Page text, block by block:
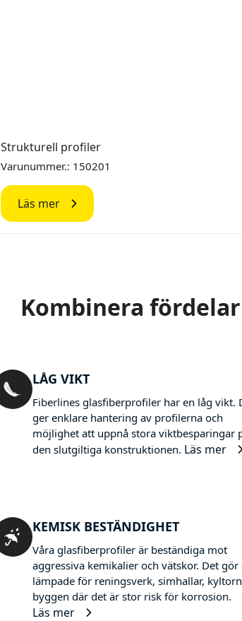
Strukturell profiler
Varunummer.: 150201
Läs mer
Kombinera fördelar
LÅG VIKT
Fiberlines glasfiberprofiler har en låg vikt.
ger enklare hantering av profilerna och
möjlighet att uppnå stora viktbesparingar
den slutgiltiga konstruktionen. Läs mer
KEMISK BESTÄNDIGHET
Våra glasfiberprofiler är beständiga mot
aggressiva kemikalier och vätskor. Det gör
lämpade för reningsverk, simhallar,
byggen där det är stor risk för korrosion.
Läs mer